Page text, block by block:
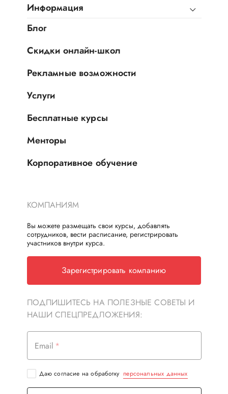
Информация
Блог
Скидки онлайн-школ
Рекламные возможности
Услуги
Бесплатные курсы
Менторы
Корпоративное обучение
КОМПАНИЯМ
Вы можете размещать свои курсы, добавлять
сотрудников, вести расписание, регистрировать
участников внутри курса.
Зарегистрировать компанию
ПОДПИШИТЕСЬ НА ПОЛЕЗНЫЕ СОВЕТЫ И
НАШИ СПЕЦПРЕДЛОЖЕНИЯ:
Email
Даю согласие на обработку персональных данных